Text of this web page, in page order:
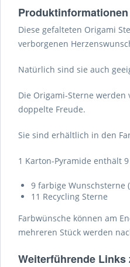
Diese gefalteten Origami
verborgenen
Natürlich sind sie auch
Die Origami-Sterne
doppelte Freude.
Sie sind erhältlich in den
1 Karton-Pyramide enthält
9 farbige Wunschsterne
11 Recycling Sterne
Farbwünsche können am
mehreren Stück werden
Weiterführende